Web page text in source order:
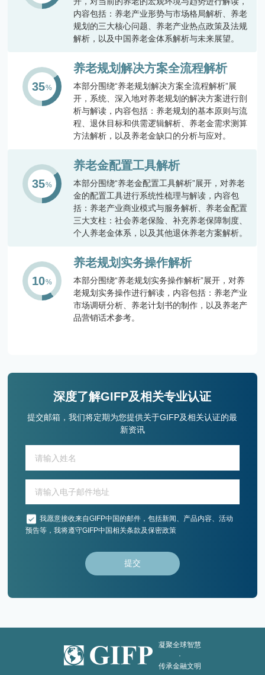
内容包括：养老产业形势与市场格局解析、养老
规划的三大核心问题、养老产业热点政策及法规
解析，以及中国养老金体系解析与未来展望。
35
养老规划解决方案全流程解析
本部分围绕“养老规划解决方案全流程解析”展
开，系统、深入地对养老规划的解决方案进行剖
析与解读，内容包括：养老规划的基本原则与流
程、退休目标和供需逻辑解析、养老金需求测算
方法解析，以及养老金缺口的分析与应对。
35
养老金配置工具解析
本部分围绕“养老金配置工具解析”展开，对养老
金的配置工具进行系统性梳理与解读，内容包
括：养老产业商业模式与服务解析、养老金配置
三大支柱：社会养老保险、补充养老保障制度、
个人养老金体系，以及其他退休养老方案解析。
10
养老规划实务操作解析
本部分围绕“养老规划实务操作解析”展开，对养
老规划实务操作进行解读，内容包括：养老产业
市场调研分析、养老计划书的制作，以及养老产
品营销话术参考。
深度了解GIFP及相关专业认证
提交邮箱，我们将定期为您提供关于GIFP及相关认证的最
新资讯
我愿意接收来自GIFP中国的邮件，包括新闻、产品内容、活动
预告等，我将遵守GIFP中国相关条款及保密政策
提交
凝聚全球智慧
·
传承金融文明